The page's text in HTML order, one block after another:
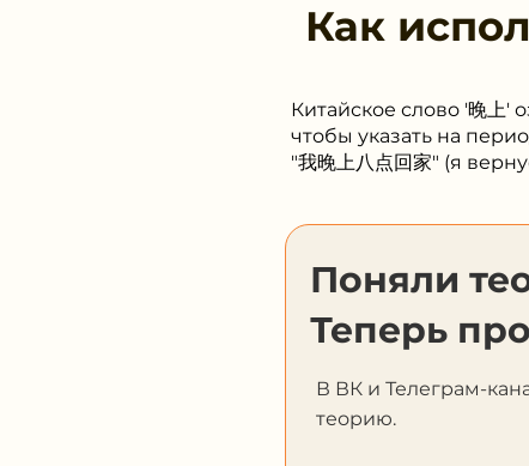
Как
Китайское слово '晚上'
чтобы указать на
"我晚上八点回家" (я
Поняли
Теперь
В ВК и Телеграм-
теорию.